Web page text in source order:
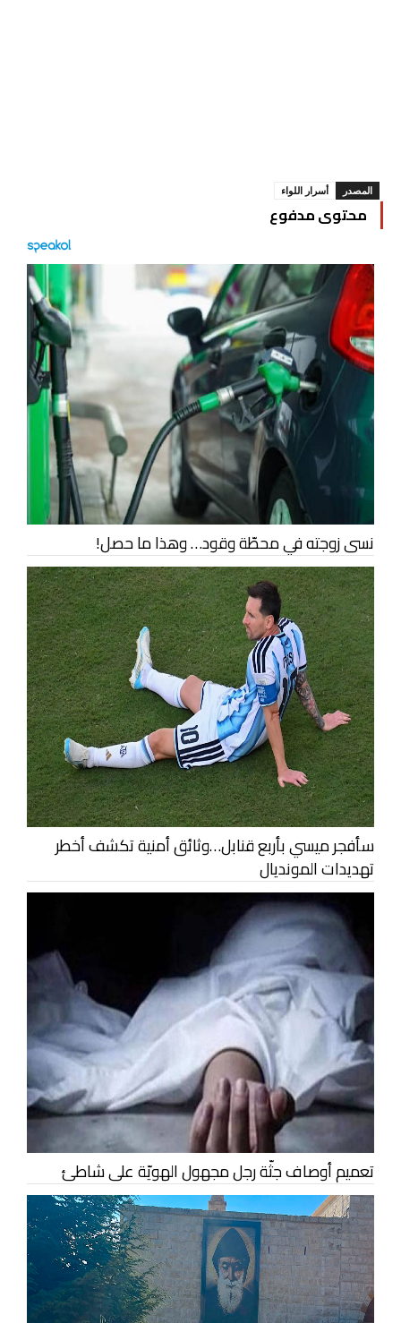
المصدر أسرار اللواء
محتوى مدفوع
نسى زوجته في محطّة وقود… وهذا ما حصل!
سأفجر ميسي بأربع قنابل…وثائق أمنية تكشف أخطر
تهديدات المونديال
تعميم أوصاف جثّة رجل مجهول الهويّة على شاطئ